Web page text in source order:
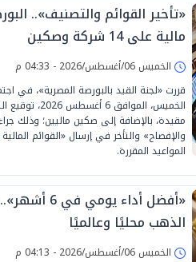
«تأخير القوائم والتصنيف»..
مالية على 14 شركة وصكين
الخميس 06/أغسطس/2026 - 04:33 م
قررت «لجنة القيد بالبورصة المصرية»، في
مقيدة، بالإضافة إلى صكين ماليين؛ وذلك
والإفصاح» والتأخر في إرسال «القوائم
المواعيد المقررة.
«أفضل أداء
الذهب محليًا وعالميًا
الخميس 06/أغسطس/2026 - 04:13 م